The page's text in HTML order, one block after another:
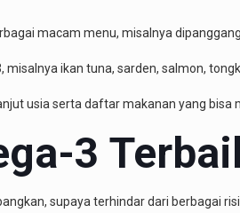
macam menu, misalnya
ikan tuna, sarden, salmon,
usia serta daftar makanan yang bisa
3
supaya terhindar dari berbagai